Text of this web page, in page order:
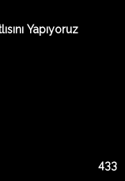
Yapıyoruz
433